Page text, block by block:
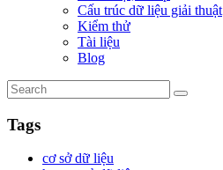
Cấu trúc dữ liệu giải thuật
Kiểm thử
Tài liệu
Blog
Tags
cơ sở dữ liệu